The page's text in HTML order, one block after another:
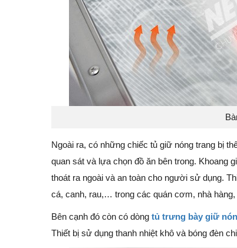
Ngoài ra, có những chiếc tủ giữ nóng trang bị
quan sát và lựa chọn đồ ăn bên trong. Khoang
thoát ra ngoài và an toàn cho người sử dụng.
cá, canh, rau,… trong các quán cơm, nhà
Bên cạnh đó còn có dòng tủ trưng bày giữ
Thiết bị sử dụng thanh nhiệt khô và bóng đèn